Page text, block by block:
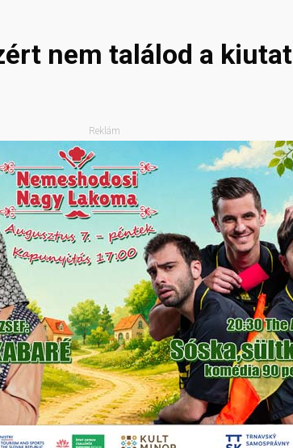
nem találod a kiutat
Reklám